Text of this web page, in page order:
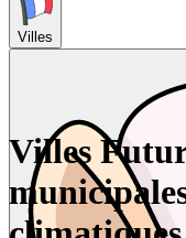
Villes
Villes